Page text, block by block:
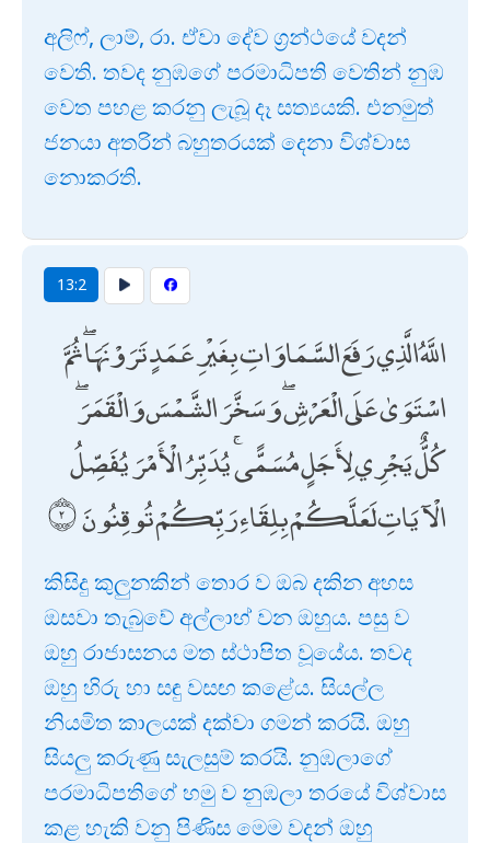
අලිෆ්, ලාම්, රා. ඒවා දේව ග්‍රන්ථයේ වදන්
වෙති. තවද නුඹගේ පරමාධිපති වෙතින් නුඹ
වෙත පහළ කරනු ලැබූ දෑ සත්‍යයකි. එනමුත්
ජනයා අතරින් බහුතරයක් දෙනා විශ්වාස
නොකරති.
13:2
اللَّهُ الَّذِي رَفَعَ السَّمَاوَاتِ بِغَيْرِ عَمَدٍ تَرَوْنَهَا ۖ ثُمَّ
اسْتَوَىٰ عَلَى الْعَرْشِ ۖ وَسَخَّرَ الشَّمْسَ وَالْقَمَرَ ۖ
كُلٌّ يَجْرِي لِأَجَلٍ مُسَمًّى ۚ يُدَبِّرُ الْأَمْرَ يُفَصِّلُ
الْآيَاتِ لَعَلَّكُمْ بِلِقَاءِ رَبِّكُمْ تُوقِنُونَ
කිසිදු කුලුනකින් තොර ව ඔබ දකින අහස
ඔසවා තැබුවේ අල්ලාහ් වන ඔහුය. පසු ව
ඔහු රාජාසනය මත ස්ථාපිත වූයේය. තවද
ඔහු හිරු හා සඳු වසඟ කළේය. සියල්ල
නියමිත කාලයක් දක්වා ගමන් කරයි. ඔහු
සියලු කරුණු සැලසුම් කරයි. නුඹලාගේ
පරමාධිපතිගේ හමු ව නුඹලා තරයේ විශ්වාස
කළ හැකි වනු පිණිස මෙම වදන් ඔහු